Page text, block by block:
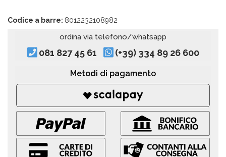
Codice a barre: 8012232108982
ordina via telefono/whatsapp
081 827 45 61 (+39) 334 89 26 600
Metodi di pagamento